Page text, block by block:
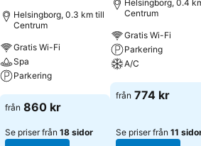
Helsingborg, 0.3 km till
Centrum
Gratis Wi-Fi
Spa
Parkering
Se priser
från 860 kr
Se priser från 18 sidor
Helsingborg, 0.4
Centrum
Gratis Wi-Fi
Parkering
A/C
Se priser
från 774 kr
Se priser från 11